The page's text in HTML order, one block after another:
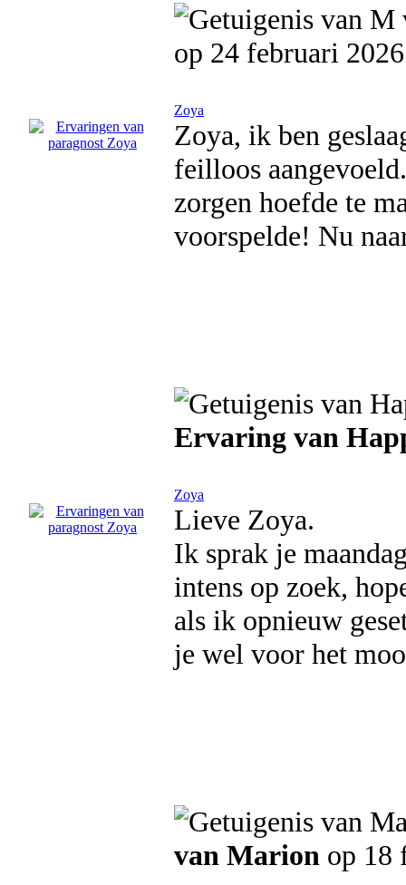
op 24 februari 2026
Zoya
Zoya, ik ben
feilloos
zorgen hoefde te
voorspelde! Nu
Ervaring van
Zoya
Lieve Zoya.
Ik sprak je
intens op zoek,
als ik opnieuw
je wel voor het
van Marion op 18